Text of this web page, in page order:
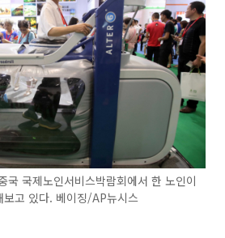
국제노인서비스박람회에서 한 노인이
보고 있다. 베이징/AP뉴시스